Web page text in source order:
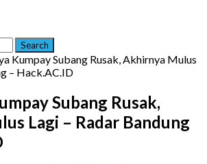
Search
Kumpay Subang Rusak, Akhirnya Mulus
– Hack.AC.ID
Subang Rusak,
Lagi – Radar Bandung